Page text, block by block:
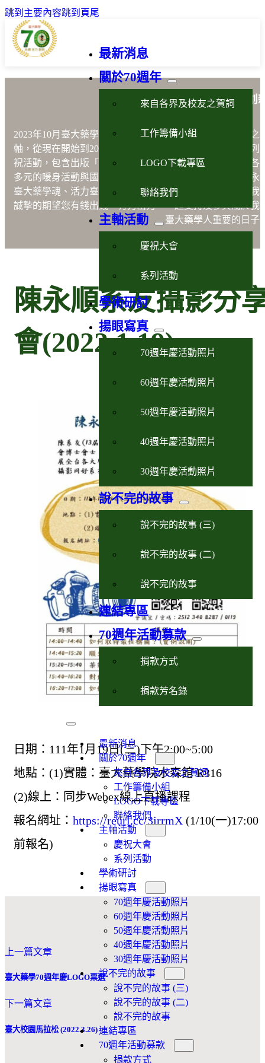
跳到主要內容跳到頁尾
最新消息
關於70週年
來自各界及校友之賀詞
工作籌備小組
LOGO下載專區
聯絡我們
主軸活動
慶祝大會
系列活動
學術研討
揚眼寫真
70週年慶活動照片
60週年慶活動照片
50週年慶活動照片
40週年慶活動照片
30週年慶活動照片
說不完的故事
說不完的故事 (三)
說不完的故事 (二)
說不完的故事
連結專區
70週年活動募款
捐款方式
捐款芳名錄
最新消息
關於70週年
來自各界及校友之賀詞
工作籌備小組
LOGO下載專區
聯絡我們
主軸活動
慶祝大會
系列活動
學術研討
揚眼寫真
70週年慶活動照片
60週年慶活動照片
50週年慶活動照片
40週年慶活動照片
30週年慶活動照片
說不完的故事
說不完的故事 (三)
說不完的故事 (二)
說不完的故事
連結專區
70週年活動募款
捐款方式
藥學永續活力創
2023年10月臺大藥學70週年以藥學「永續、活力、創新」
之
軸，從現在開始到2023年10月21日的慶祝晚會將進行一系列
祝活動，包含出版「說不完的故事」、設計紀念品、舉辦各
多元的暖身活動與國際學術研討會等，以嶄新之形式展現永
臺大藥學魂、活力臺大藥學人及創新臺大藥學院之風貌。我
誠摯的期望您有錢出錢，有力出力，一起支持及參與屬於我
臺大藥學人重要的日子
陳永順系友攝影分
會(2022.1.19)
日期：111年1月19日(三)下午2:00~5:00
地點：(1)實體：臺大藥學院水森館 R316
(2)線上：同步Webex線上直播課程
報名網址： https://reurl.cc/3jrrmX (1/10(一)17:00
前報名)
上一篇文章
臺大藥學70週年慶LOGO票選
下一篇文章
臺大校園馬拉松 (2022.3.26)